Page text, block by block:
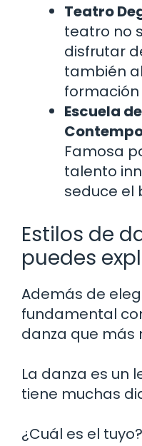
Teatro
teatro no
disfrutar
también
formación
Escuela
Famosa
talento
seduce el
Estilos de
puedes
Además de
fundamental
danza que más
La danza es un
tiene muchas
¿Cuál es el tuyo?